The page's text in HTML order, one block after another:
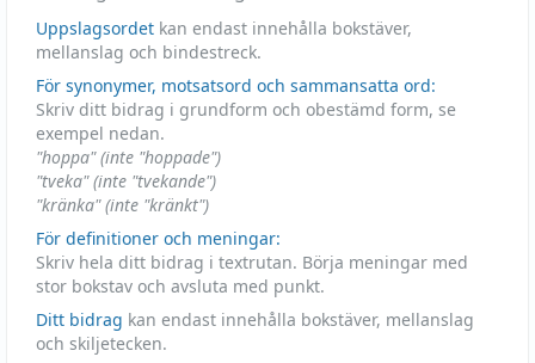
Uppslagsordet kan endast innehålla bokstäver,
mellanslag och bindestreck.
För synonymer, motsatsord och sammansatta ord:
Skriv ditt bidrag i grundform och obestämd form, se
exempel nedan.
"hoppa" (inte "hoppade")
"tveka" (inte "tvekande")
"kränka" (inte "kränkt")
För definitioner och meningar:
Skriv hela ditt bidrag i textrutan. Börja meningar med
stor bokstav och avsluta med punkt.
Ditt bidrag kan endast innehålla bokstäver, mellanslag
och skiljetecken.